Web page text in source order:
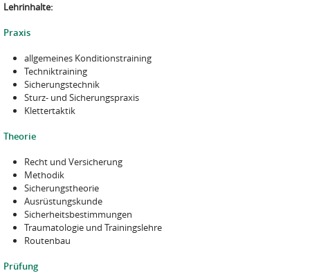
Lehrinhalte:
Praxis
allgemeines Konditionstraining
Techniktraining
Sicherungstechnik
Sturz- und Sicherungspraxis
Klettertaktik
Theorie
Recht und Versicherung
Methodik
Sicherungstheorie
Ausrüstungskunde
Sicherheitsbestimmungen
Traumatologie und Trainingslehre
Routenbau
Prüfung